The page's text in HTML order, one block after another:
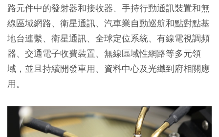
路元件中的發射器和接收器、手持行動通訊裝置和無
線區域網路、衛星通訊、汽車業自動巡航和點對點基
地台連繫、衛星通訊、全球定位系統、有線電視調頻
器、交通電子收費裝置、無線區域性網路等多元領
域，並且持續開發車用、資料中心及光纖到府相關應
用。